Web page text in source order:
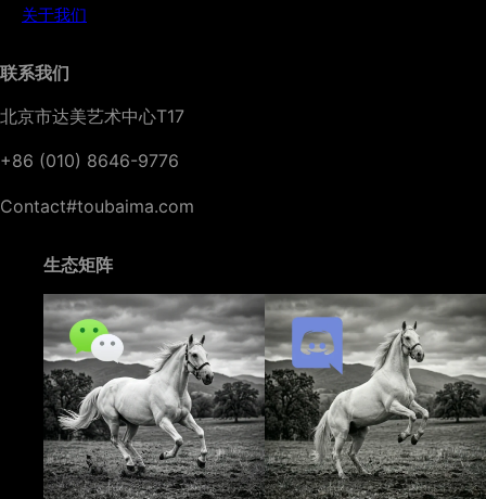
关于我们
联系我们
北京市达美艺术中心T17
+86 (010) 8646-9776
Contact#toubaima.com
生态矩阵